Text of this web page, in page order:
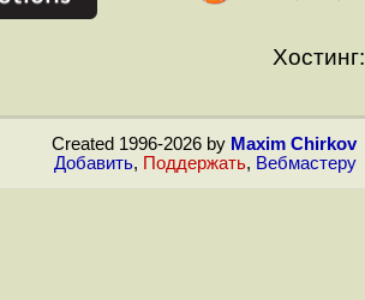
Хостинг:
Created 1996-2026 by Maxim Chirkov
Добавить, Поддержать, Вебмастеру